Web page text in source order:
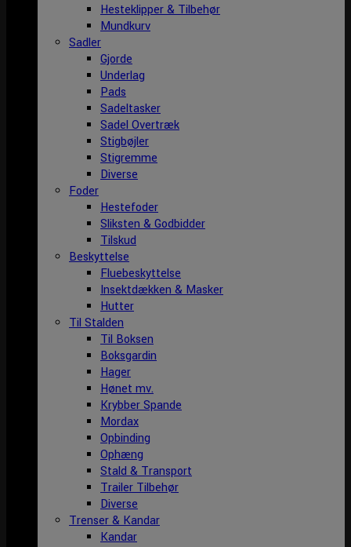
Hesteklipper & Tilbehør
Mundkurv
Sadler
Gjorde
Underlag
Pads
Sadeltasker
Sadel Overtræk
Stigbøjler
Stigremme
Diverse
Foder
Hestefoder
Sliksten & Godbidder
Tilskud
Beskyttelse
Fluebeskyttelse
Insektdækken & Masker
Hutter
Til Stalden
Til Boksen
Boksgardin
Hager
Hønet mv.
Krybber Spande
Mordax
Opbinding
Ophæng
Stald & Transport
Trailer Tilbehør
Diverse
Trenser & Kandar
Kandar